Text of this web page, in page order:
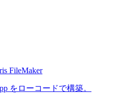
FileMaker
をローコードで構築。